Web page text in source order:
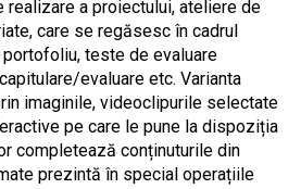
realizare a proiectului, ateliere de
care se regăsesc în cadrul
teste de evaluare
evaluare etc. Varianta
imaginile, videoclipurile selectate
pe care le pune la dispoziția
completează conținuturile din
prezintă în special operațiile